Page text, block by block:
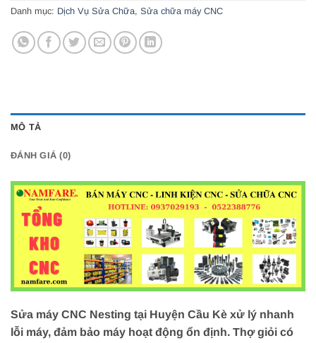
Danh mục: Dịch Vụ Sửa Chữa, Sửa chữa máy CNC
MÔ TẢ
ĐÁNH GIÁ (0)
Sửa máy CNC Nesting tại Huyện Cầu Kè xử lý nhanh
lỗi máy, đảm bảo máy hoạt động ổn định. Thợ giỏi có